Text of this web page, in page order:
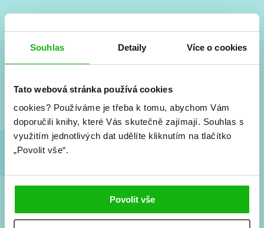
Souhlas Detaily Více o cookies
Tato webová stránka používá cookies
cookies? Používáme je třeba k tomu, abychom Vám
doporučili knihy, které Vás skutečně zajímají. Souhlas s
využitím jednotlivých dat udělíte kliknutím na tlačítko
„Povolit vše“.
Povolit vše
#HumbookNews
Vše kolem #youngadult každý měsíc rovnou do mailu!
a seriálové adaptace a další.
podmínkami zpracování osobních údajů